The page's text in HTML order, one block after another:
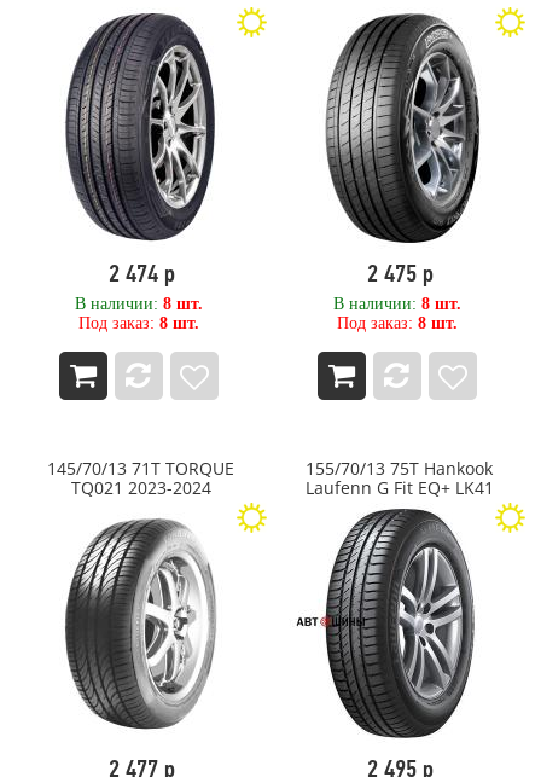
TYREX ALL STEEL
Unigrip
UNISTAR
Viatti
VOLTYRE
VREDESTEIN
WATERFALL
WEST LAKE
WESTLAKE
WINDPOWER
XCMG
Yokohama
ZETA
Алтайшина
АШК
Кама
Нижнекамск
Омск
Омскшина
ОШЗ
ОШЗ TYREX CRG
ЦМК Ярославль
Ярославский ШЗ
2 474 р
В наличии: 8 шт.
Под заказ: 8 шт.
2 475 р
В наличии: 8 шт.
Под заказ: 8 шт.
145/70/13 71T TORQUE
TQ021 2023-2024
2 477 р
155/70/13 75T Hankook
Laufenn G Fit EQ+ LK41
2 495 р